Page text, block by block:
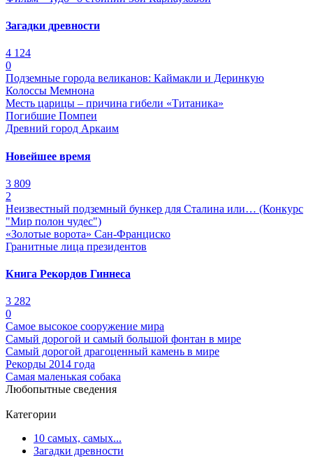
Загадки древности
4 124
0
Подземные города великанов: Каймакли и Деринкую
Колоссы Мемнона
Месть царицы – причина гибели «Титаника»
Погибшие Помпеи
Древний город Аркаим
Новейшее время
3 809
2
Неизвестный подземный бункер для Сталина или… (Конкурс
"Мир полон чудес")
«Золотые ворота» Сан-Франциско
Гранитные лица президентов
Книга Рекордов Гиннеса
3 282
0
Самое высокое сооружение мира
Самый дорогой и самый большой фонтан в мире
Самый дорогой драгоценный камень в мире
Рекорды 2014 года
Самая маленькая собака
Любопытные сведения
Категории
10 самых, самых...
Загадки древности